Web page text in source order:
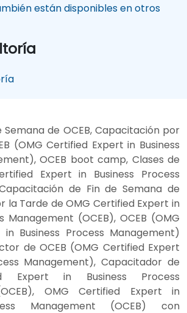
están disponibles en otros
Semana de OCEB, Capacitación por
(OMG Certified Expert in Business
OCEB boot camp, Clases de
Expert in Business Process
de Fin de Semana de
la Tarde de OMG Certified Expert in
Management (OCEB), OCEB (OMG
Business Process Management)
de OCEB (OMG Certified Expert
Management), Capacitador de
Expert in Business Process
OMG Certified Expert in
Management (OCEB) con